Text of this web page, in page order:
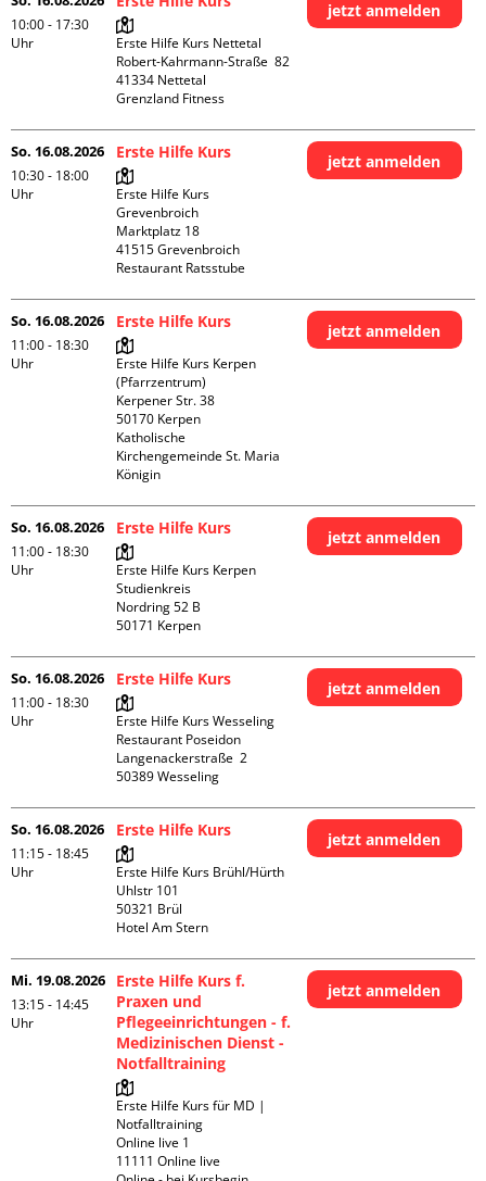
10:00 - 17:30
Uhr
Erste Hilfe Kurs Nettetal
Robert-Kahrmann-Straße  82
41334 Nettetal
Grenzland Fitness
jetzt anmelden
So. 16.08.2026
10:30 - 18:00
Uhr
Erste Hilfe Kurs
Erste Hilfe Kurs
Grevenbroich
Marktplatz 18
41515 Grevenbroich
Restaurant Ratsstube
jetzt anmelden
So. 16.08.2026
11:00 - 18:30
Uhr
Erste Hilfe Kurs
Erste Hilfe Kurs Kerpen
(Pfarrzentrum)
Kerpener Str. 38
50170 Kerpen
Katholische
Kirchengemeinde St. Maria
Königin
jetzt anmelden
So. 16.08.2026
11:00 - 18:30
Uhr
Erste Hilfe Kurs
Erste Hilfe Kurs Kerpen
Studienkreis
Nordring 52 B
jetzt anmelden
So. 16.08.2026
11:00 - 18:30
Uhr
Erste Hilfe Kurs
Erste Hilfe Kurs Wesseling
Restaurant Poseidon
Langenackerstraße  2
jetzt anmelden
So. 16.08.2026
11:15 - 18:45
Uhr
Erste Hilfe Kurs
Erste Hilfe Kurs Brühl/Hürth
Uhlstr 101
50321 Brül
Hotel Am Stern
jetzt anmelden
Mi. 19.08.2026
13:15 - 14:45
Uhr
Erste Hilfe Kurs f.
Praxen und
Pflegeeinrichtungen - f.
Medizinischen Dienst -
Notfalltraining
Erste Hilfe Kurs für MD |
Notfalltraining
Online live 1
11111 Online live
jetzt anmelden